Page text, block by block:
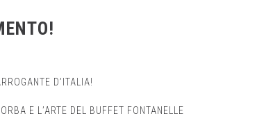
D’ITALIA!
E L’ARTE DEL BUFFET FONTANELLE